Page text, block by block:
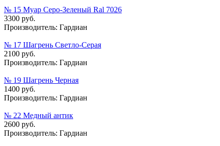
№ 15 Муар Серо-Зеленый Ral 7026
3300 руб.
Производитель: Гардиан
№ 17 Шагрень Светло-Серая
2100 руб.
Производитель: Гардиан
№ 19 Шагрень Черная
1400 руб.
Производитель: Гардиан
№ 22 Медный антик
2600 руб.
Производитель: Гардиан